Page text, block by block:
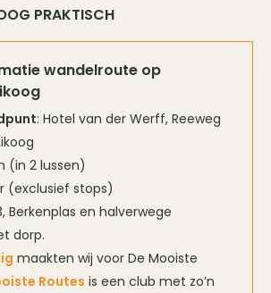
PRAKTISCH
wandelroute op
: Hotel van der Werff, Reeweg
(in 2 lussen)
(exclusief stops)
Berkenplas en halverwege
dorp.
maakten wij voor De Mooiste
Routes is een club met zo’n